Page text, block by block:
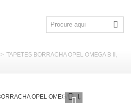
> TAPETES BORRACHA OPEL OMEGA B II,